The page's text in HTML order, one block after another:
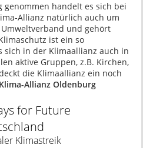
genommen handelt es sich bei
Allianz natürlich auch um
und gehört
ist ein so
sich in der Klimaallianz auch in
aktive Gruppen, z.B. Kirchen,
die Klimaallianz ein noch
Klima-Allianz Oldenburg
for Future
Klimastreik